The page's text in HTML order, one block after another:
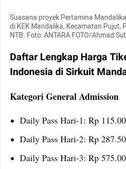
Suasana proyek Pertamina
di KEK Mandalika, Kecamatan Pujut,
NTB. Foto: ANTARA FOTO/Ahmad
Daftar Lengkap Harga
Indonesia di Sirkuit
Kategori General Admission
Daily Pass Hari-1: Rp
Daily Pass Hari-2: Rp
Daily Pass Hari-3: Rp